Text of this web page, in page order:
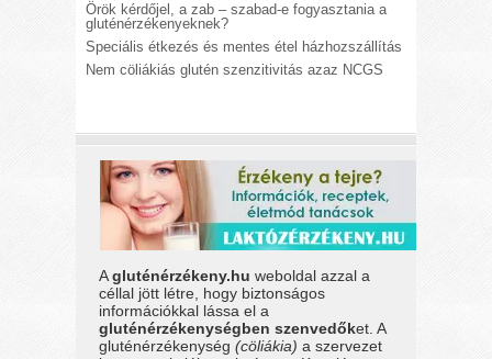
Örök kérdőjel, a zab – szabad-e fogyasztania a
gluténérzékenyeknek?
Speciális étkezés és mentes étel házhozszállítás
Nem cöliákiás glutén szenzitivitás azaz NCGS
Agluténérzékeny.hu weboldal azzal a
céllal jött létre, hogy biztonságos
információkkal lássa el a
gluténérzékenységben szenvedőket. A
gluténérzékenység(cöliákia) a szervezet